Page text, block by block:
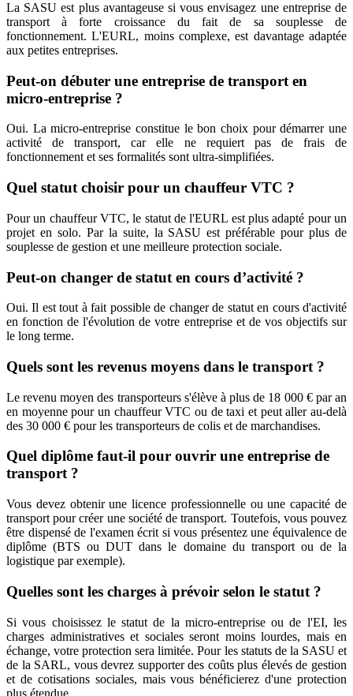
La SASU est plus avantageuse si vous envisagez une entreprise de
transport à forte croissance du fait de sa souplesse de
fonctionnement. L'EURL, moins complexe, est davantage adaptée
aux petites entreprises.
Peut-on débuter une entreprise de transport en
micro-entreprise ?
Oui. La micro-entreprise constitue le bon choix pour démarrer une
activité de transport, car elle ne requiert pas de frais de
fonctionnement et ses formalités sont ultra-simplifiées.
Quel statut choisir pour un chauffeur VTC ?
Pour un chauffeur VTC, le statut de l'EURL est plus adapté pour un
projet en solo. Par la suite, la SASU est préférable pour plus de
souplesse de gestion et une meilleure protection sociale.
Peut-on changer de statut en cours d’activité ?
Oui. Il est tout à fait possible de changer de statut en cours d'activité
en fonction de l'évolution de votre entreprise et de vos objectifs sur
le long terme.
Quels sont les revenus moyens dans le transport ?
Le revenu moyen des transporteurs s'élève à plus de 18 000 € par an
en moyenne pour un chauffeur VTC ou de taxi et peut aller au-delà
des 30 000 € pour les transporteurs de colis et de marchandises.
Quel diplôme faut-il pour ouvrir une entreprise de
transport ?
Vous devez obtenir une licence professionnelle ou une capacité de
transport pour créer une société de transport. Toutefois, vous pouvez
être dispensé de l'examen écrit si vous présentez une équivalence de
diplôme (BTS ou DUT dans le domaine du transport ou de la
logistique par exemple).
Quelles sont les charges à prévoir selon le statut ?
Si vous choisissez le statut de la micro-entreprise ou de l'EI, les
charges administratives et sociales seront moins lourdes, mais en
échange, votre protection sera limitée. Pour les statuts de la SASU et
de la SARL, vous devrez supporter des coûts plus élevés de gestion
et de cotisations sociales, mais vous bénéficierez d'une protection
plus étendue.